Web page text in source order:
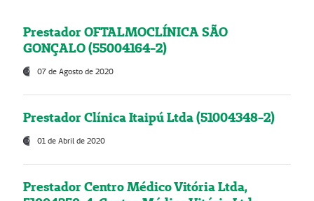
Prestador OFTALMOCLÍNICA SÃO
GONÇALO (55004164-2)
07 de Agosto de 2020
Prestador Clínica Itaipú Ltda (51004348-2)
01 de Abril de 2020
Prestador Centro Médico Vitória Ltda,